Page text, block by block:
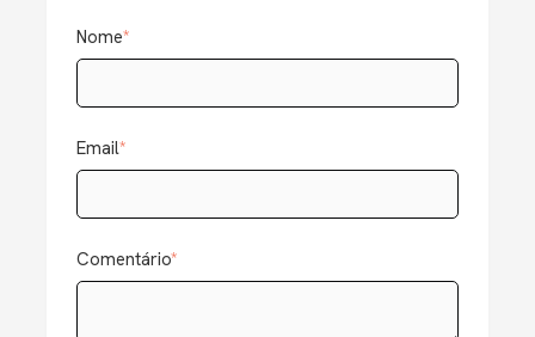
Nome*
Email*
Comentário*